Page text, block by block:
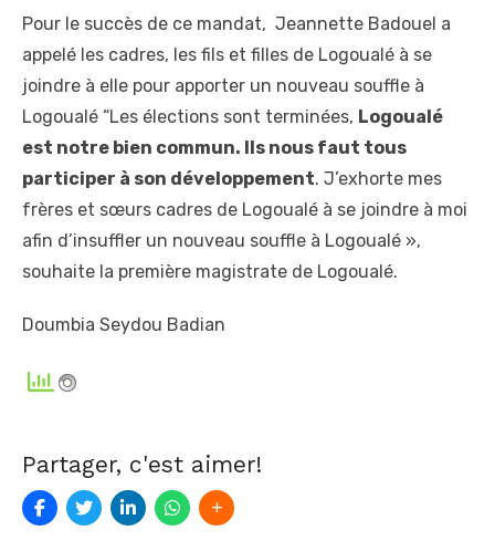
Pour le succès de ce mandat, Jeannette Badouel a
appelé les cadres, les fils et filles de Logoualé à se
joindre à elle pour apporter un nouveau souffle à
Logoualé “Les élections sont terminées, Logoualé
est notre bien commun. Ils nous faut tous
participer à son développement. J’exhorte mes
frères et sœurs cadres de Logoualé à se joindre à moi
afin d’insuffler un nouveau souffle à Logoualé »,
souhaite la première magistrate de Logoualé.
Doumbia Seydou Badian
Partager, c'est aimer!